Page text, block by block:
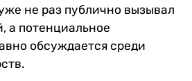
не раз публично вызывал
а потенциальное
обсуждается среди